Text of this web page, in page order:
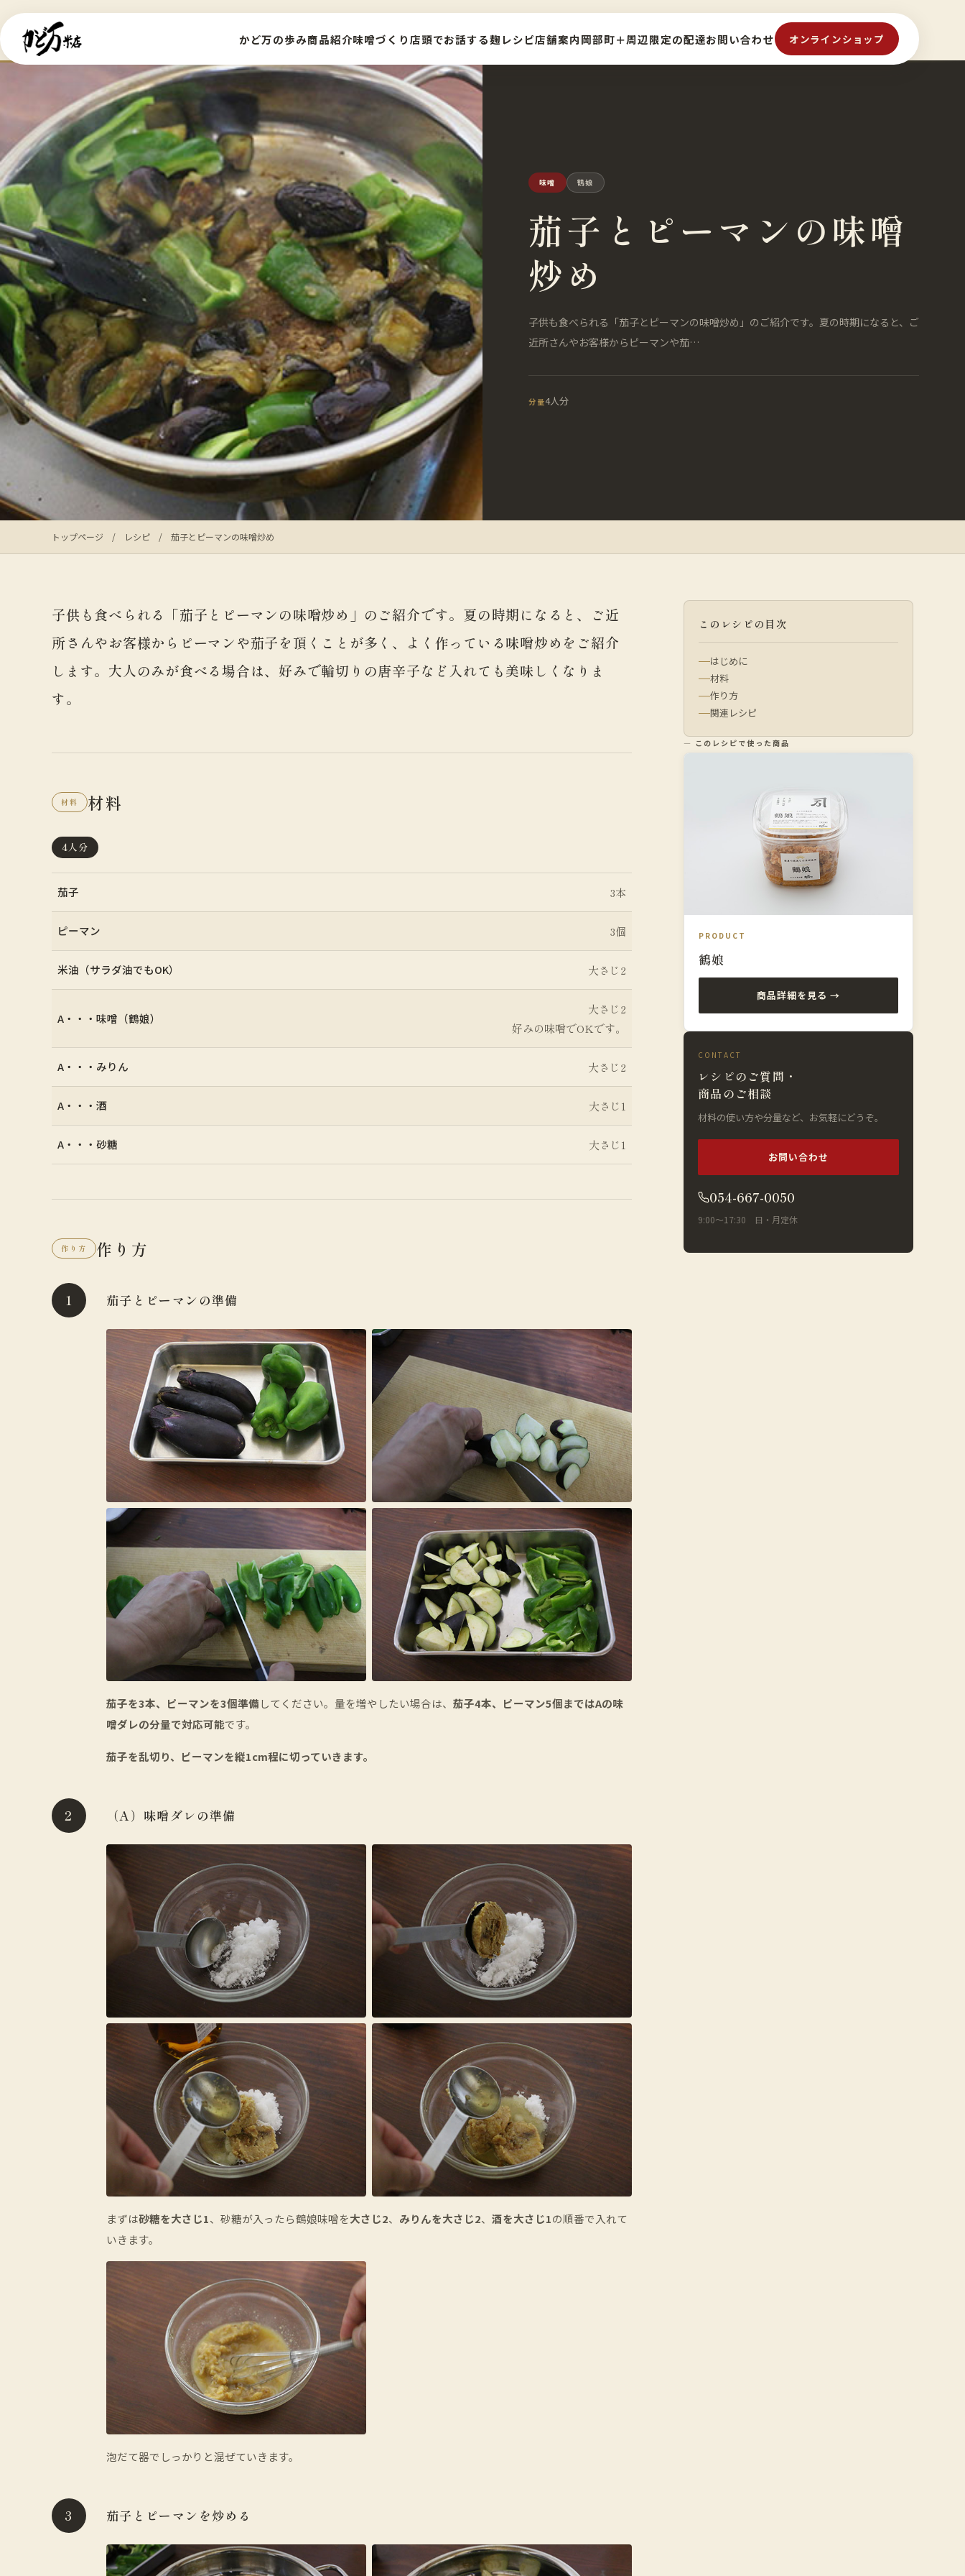
かど万の歩み商品紹介味噌づくり店頭でお話する麹レシピ店舗案内岡部町＋周辺限定の配達お問い合わせ オンラインショップ
味噌 鶴娘
茄子とピーマンの味噌
炒め
子供も食べられる「茄子とピーマンの味噌炒め」のご紹介です。夏の時期になると、ご
近所さんやお客様からピーマンや茄…
分量4人分
トップページ / レシピ / 茄子とピーマンの味噌炒め
子供も食べられる「茄子とピーマンの味噌炒め」のご紹介です。夏の時期になると、ご近
所さんやお客様からピーマンや茄子を頂くことが多く、よく作っている味噌炒めをご紹介
します。大人のみが食べる場合は、好みで輪切りの唐辛子など入れても美味しくなりま
す。
材料 材料
4人分
茄子 3本
ピーマン 3個
米油（サラダ油でもOK） 大さじ2
A・・・味噌（鶴娘）
大さじ2
好みの味噌でOKです。
A・・・みりん 大さじ2
A・・・酒 大さじ1
A・・・砂糖 大さじ1
作り方 作り方
茄子とピーマンの準備
茄子を3本、ピーマンを3個準備してください。量を増やしたい場合は、 茄子4本、ピーマン5個まではAの味
噌ダレの分量で対応可能です。
茄子を乱切り、ピーマンを縦1cm程に切っていきます。
（A）味噌ダレの準備
まずは砂糖を大さじ1、砂糖が入ったら鶴娘味噌を大さじ2、 みりんを大さじ2、 酒を大さじ1の順番で入れて
いきます。
泡だて器でしっかりと混ぜていきます。
茄子とピーマンを炒める
このレシピの目次
はじめに
材料
作り方
関連レシピ
— このレシピで使った商品
PRODUCT
鶴娘
商品詳細を見る →
CONTACT
レシピのご質問・
商品のご相談
材料の使い方や分量など、お気軽にどうぞ。
お問い合わせ
054-667-0050
9:00〜17:30 日・月定休